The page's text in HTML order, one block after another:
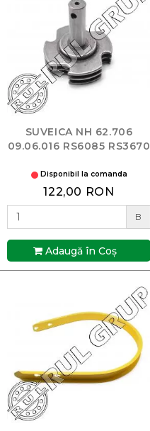
SUVEICA NH 62.706
09.06.016 RS6085 RS3670
Disponibil la comanda
122,00 RON
B
Adaugă în Coş